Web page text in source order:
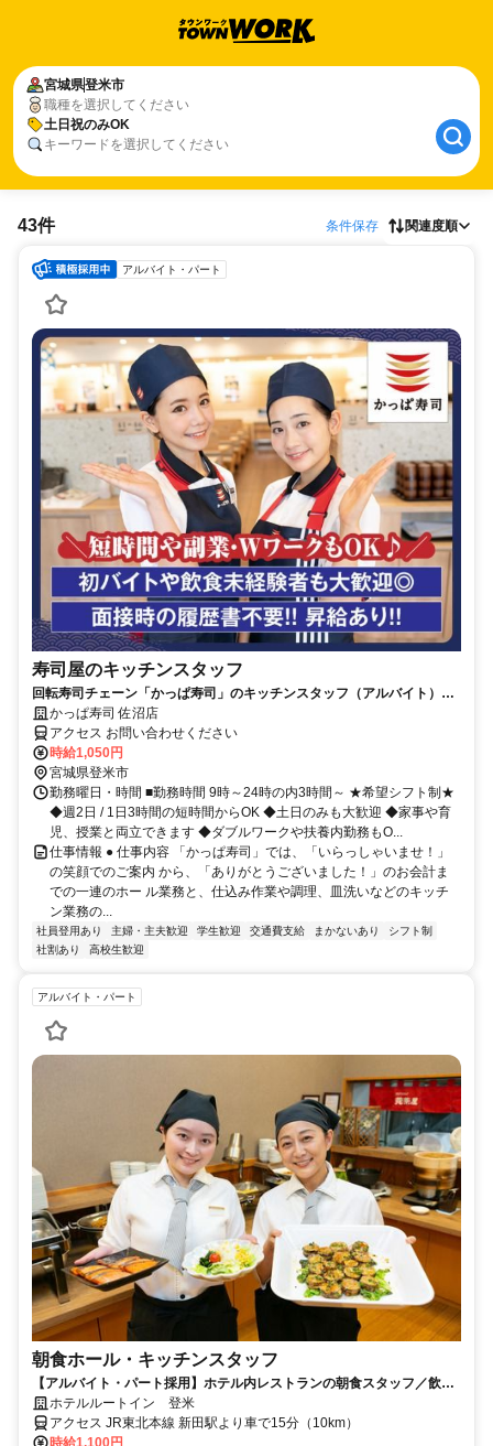
宮城県登米市
職種を選択してください
土日祝のみOK
キーワードを選択してください
43件 条件保存 関連度順
アルバイト・パート
寿司屋のキッチンスタッフ
回転寿司チェーン「かっぱ寿司」のキッチンスタッフ（アルバイト）採
用情報！
かっぱ寿司 佐沼店
アクセス お問い合わせください
時給1,050円
宮城県登米市
勤務曜日・時間 ■勤務時間 9時～24時の内3時間～ ★希望シフト制★
◆週2日 / 1日3時間の短時間からOK ◆土日のみも大歓迎 ◆家事や育
児、授業と両立できます ◆ダブルワークや扶養内勤務もO...
仕事情報 ● 仕事内容 「かっぱ寿司」では、「いらっしゃいませ！」
の笑顔でのご案内 から、「ありがとうございました！」のお会計ま
での一連のホー ル業務と、仕込み作業や調理、皿洗いなどのキッチ
ン業務の...
社員登用あり 主婦・主夫歓迎 学生歓迎 交通費支給 まかないあり
シフト制
社割あり
高校生歓迎
アルバイト・パート
朝食ホール・キッチンスタッフ
【アルバイト・パート採用】ホテル内レストランの朝食スタッフ／飲食
未経験歓迎！主婦(夫)さん活躍中
ホテルルートイン 登米
アクセス JR東北本線 新田駅より車で15分（10km）
時給1,100円